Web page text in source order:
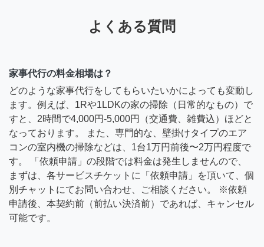
よくある質問
家事代行の料金相場は？
どのような家事代行をしてもらいたいかによっても変動し
ます。例えば、1Rや1LDKの家の掃除（日常的なもの）で
すと、2時間で4,000円-5,000円（交通費、雑費込）ほどと
なっております。 また、専門的な、壁掛けタイプのエア
コンの室内機の掃除などは、1台1万円前後〜2万円程度で
す。 「依頼申請」の段階では料金は発生しませんので、
まずは、各サービスチケットに「依頼申請」を頂いて、個
別チャットにてお問い合わせ、ご相談ください。 ※依頼
申請後、本契約前（前払い決済前）であれば、キャンセル
可能です。